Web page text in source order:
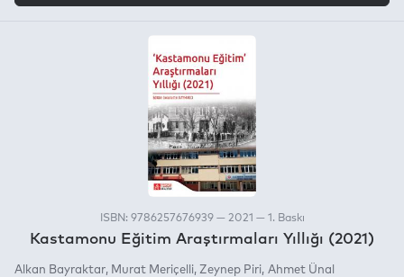
ISBN: 9786257676939 — 2021 — 1. Baskı
Kastamonu Eğitim Araştırmaları Yıllığı (2021)
Alkan Bayraktar Murat Meriçelli Zeynep Piri Ahmet Ünal